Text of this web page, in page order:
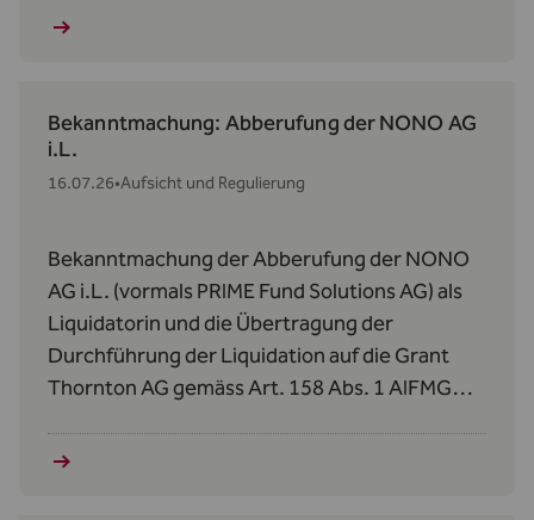
Bekanntmachung: Abberufung der NONO AG
i.L.
16.07.26•Aufsicht und Regulierung
Bekanntmachung der Abberufung der NONO
AG i.L. (vormals PRIME Fund Solutions AG) als
Liquidatorin und die Übertragung der
Durchführung der Liquidation auf die Grant
Thornton AG gemäss Art. 158 Abs. 1 AIFMG
Real Estate Efficiency Fund II.